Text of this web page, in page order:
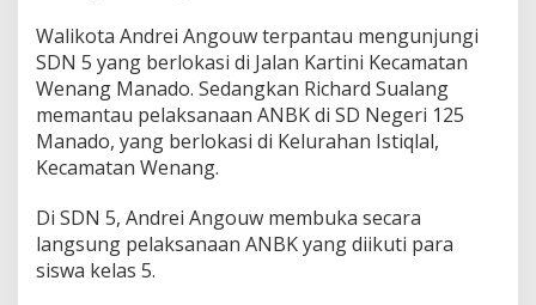
a
n
a
a
n
A
B
B
e
Walikota Andrei Angouw terpantau mengunjungi
SDN 5 yang berlokasi di Jalan Kartini Kecamatan
Wenang Manado. Sedangkan Richard Sualang
memantau pelaksanaan ANBK di SD Negeri 125
Manado, yang berlokasi di Kelurahan Istiqlal,
Kecamatan Wenang.
Di SDN 5, Andrei Angouw membuka secara
langsung pelaksanaan ANBK yang diikuti para
siswa kelas 5.